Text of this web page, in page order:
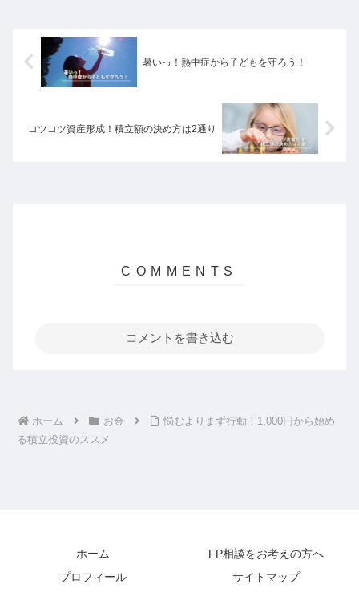
暑いっ！熱中症から子どもを守ろう！
コツコツ資産形成！積立額の決め方は2通り
コメントを書き込む
ホーム お金
悩むよりまず行動！1,000円から始め
る積立投資のススメ
ホーム
FP相談をお考えの方へ
プロフィール
サイトマップ